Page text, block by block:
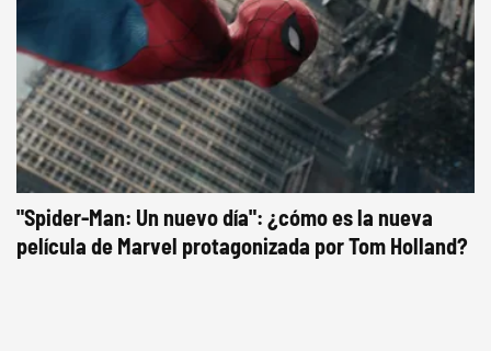
"Spider-Man: Un nuevo día": ¿cómo es la nueva
película de Marvel protagonizada por Tom Holland?